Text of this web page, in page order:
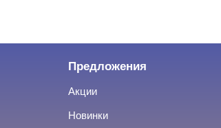
Предложения
Акции
Новинки